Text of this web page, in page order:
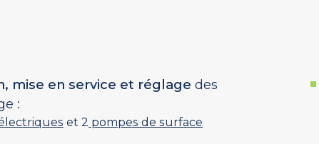
mise en service et réglage des
:
et 2 pompes de surface